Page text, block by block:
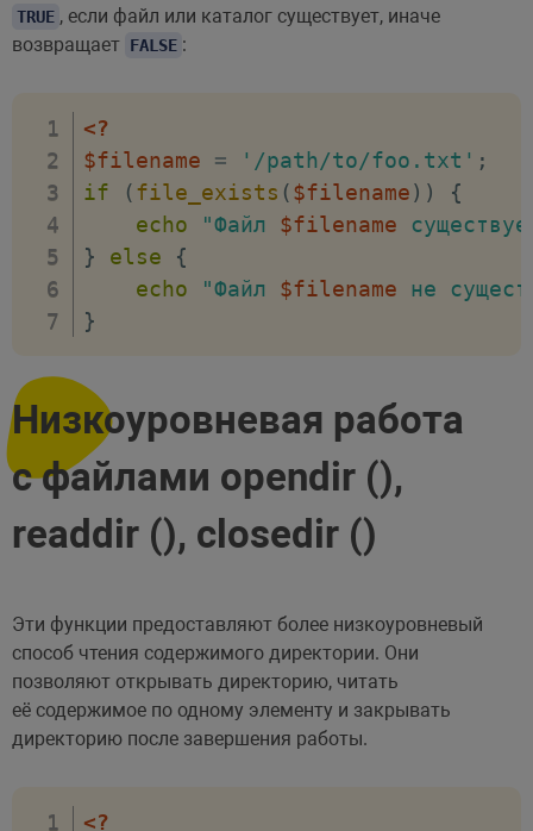
TRUE , если файл или каталог существует, иначе
возвращает FALSE :
<?
$filename
= '/path/to/foo.txt' ;
if
(file_exists ($filename) )
{
echo
"Файл $filename
}
else
{
echo
"Файл $filename не
}
Низкоуровневая работа
с файлами opendir (),
readdir (), closedir ()
Эти функции предоставляют более низкоуровневый
способ чтения содержимого директории. Они
позволяют открывать директорию, читать
её содержимое по одному элементу и закрывать
директорию после завершения работы.
<?